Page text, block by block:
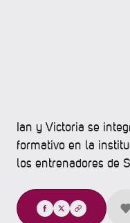
Ian y Victoria se
formativo en la
los entrenadores de
Compartir